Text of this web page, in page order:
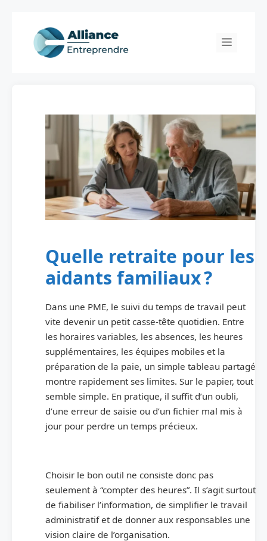
content
Menu
Quelle retraite pour les
aidants familiaux ?
Dans une PME, le suivi du temps de travail peut
vite devenir un petit casse-tête quotidien. Entre
les horaires variables, les absences, les heures
supplémentaires, les équipes mobiles et la
préparation de la paie, un simple tableau partagé
montre rapidement ses limites. Sur le papier, tout
semble simple. En pratique, il suffit d’un oubli,
d’une erreur de saisie ou d’un fichier mal mis à
jour pour perdre un temps précieux.
Choisir le bon outil ne consiste donc pas
seulement à “compter des heures”. Il s’agit surtout
de fiabiliser l’information, de simplifier le travail
administratif et de donner aux responsables une
vision claire de l’organisation.